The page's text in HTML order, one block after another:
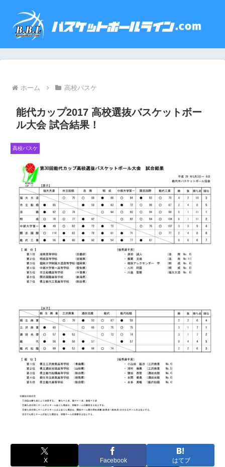
ホーム 高校バスケ
能代カップ2017 高校選抜バスケットボー
ル大会 試合結果！
高校バスケ
X Facebook はてブ